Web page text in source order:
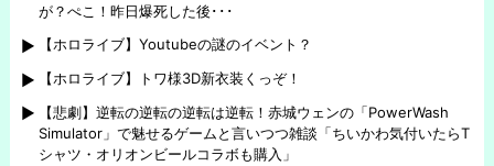
が？ぺこ！昨日爆死した後･･･
【ホロライブ】Youtubeの謎のイベント？
【ホロライブ】トワ様3D新衣装くっぞ！
【悲劇】逆転の逆転の逆転は逆転！赤城ウェンの「PowerWash
Simulator」で魅せるゲームと言いつつ雑談「ちいかわ気付いたらT
シャツ・オリオンビールコラボも購入」